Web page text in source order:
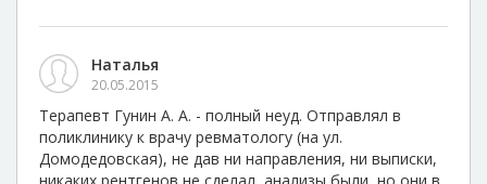
Наталья
20.05.2015
Терапевт Гунин А. А. - полный неуд. Отправлял в
поликлинику к врачу ревматологу (на ул.
Домодедовская), не дав ни направления, ни выписки,